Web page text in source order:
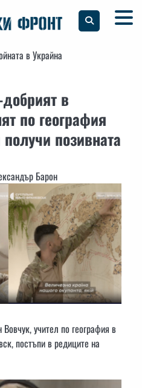
в Украйна
в
по география
позивната
Барон
учител по география в
постъпи в редиците на